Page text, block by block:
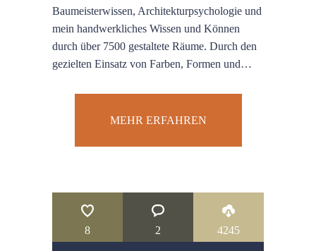
Baumeisterwissen, Architekturpsychologie und
mein handwerkliches Wissen und Können
durch über 7500 gestaltete Räume. Durch den
gezielten Einsatz von Farben, Formen und…
MEHR ERFAHREN
8 2 4245